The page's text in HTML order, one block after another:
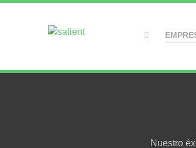
Nuestro